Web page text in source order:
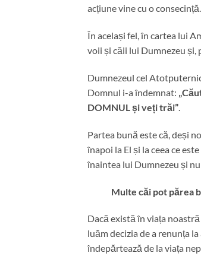
acțiune vine cu o
În același fel, în cartea lui
voii și căii lui Dumnezeu și,
Dumnezeul cel
Domnul i-a îndemnat:
DOMNUL și veți trăi”.
Partea bună este că, deși
înapoi la El și la ceea ce
înaintea lui Dumnezeu și
Multe căi pot părea
Dacă există în viața
luăm decizia de a renunța
îndepărtează de la viața